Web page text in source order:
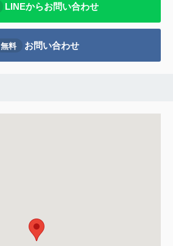
LINEからお問い合わせ
無料 お問い合わせ